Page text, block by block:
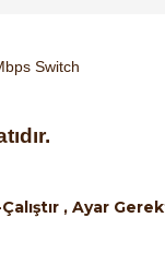
Switch
, Ayar